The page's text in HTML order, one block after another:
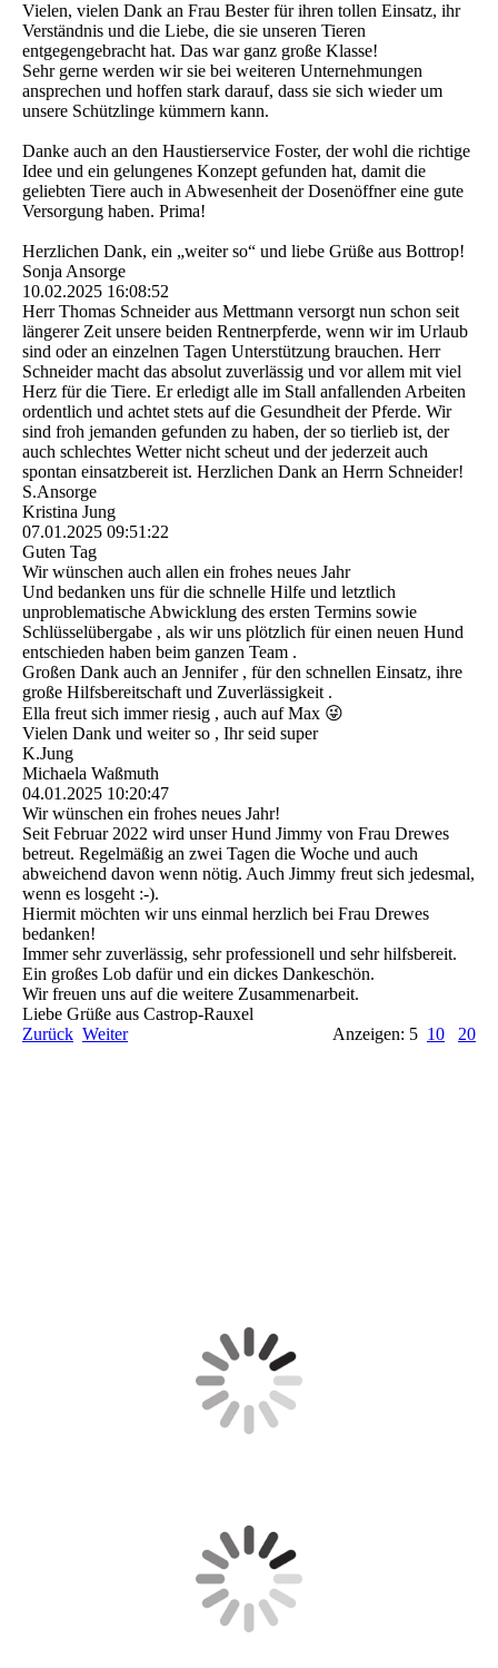
Vielen, vielen Dank an Frau Bester für ihren tollen Einsatz, ihr
Verständnis und die Liebe, die sie unseren Tieren
entgegengebracht hat. Das war ganz große Klasse!
Sehr gerne werden wir sie bei weiteren Unternehmungen
ansprechen und hoffen stark darauf, dass sie sich wieder um
unsere Schützlinge kümmern kann.
Danke auch an den Haustierservice Foster, der wohl die richtige
Idee und ein gelungenes Konzept gefunden hat, damit die
geliebten Tiere auch in Abwesenheit der Dosenöffner eine gute
Versorgung haben. Prima!
Herzlichen Dank, ein „weiter so“ und liebe Grüße aus Bottrop!
Sonja Ansorge
10.02.2025 16:08:52
Herr Thomas Schneider aus Mettmann versorgt nun schon seit
längerer Zeit unsere beiden Rentnerpferde, wenn wir im Urlaub
sind oder an einzelnen Tagen Unterstützung brauchen. Herr
Schneider macht das absolut zuverlässig und vor allem mit viel
Herz für die Tiere. Er erledigt alle im Stall anfallenden Arbeiten
ordentlich und achtet stets auf die Gesundheit der Pferde. Wir
sind froh jemanden gefunden zu haben, der so tierlieb ist, der
auch schlechtes Wetter nicht scheut und der jederzeit auch
spontan einsatzbereit ist. Herzlichen Dank an Herrn Schneider!
S.Ansorge
Kristina Jung
07.01.2025 09:51:22
Guten Tag
Wir wünschen auch allen ein frohes neues Jahr
Und bedanken uns für die schnelle Hilfe und letztlich
unproblematische Abwicklung des ersten Termins sowie
Schlüsselübergabe , als wir uns plötzlich für einen neuen Hund
entschieden haben beim ganzen Team .
Großen Dank auch an Jennifer , für den schnellen Einsatz, ihre
große Hilfsbereitschaft und Zuverlässigkeit .
Ella freut sich immer riesig , auch auf Max 😜
Vielen Dank und weiter so , Ihr seid super
K.Jung
Michaela Waßmuth
04.01.2025 10:20:47
Wir wünschen ein frohes neues Jahr!
Seit Februar 2022 wird unser Hund Jimmy von Frau Drewes
betreut. Regelmäßig an zwei Tagen die Woche und auch
abweichend davon wenn nötig. Auch Jimmy freut sich jedesmal,
wenn es losgeht :-).
Hiermit möchten wir uns einmal herzlich bei Frau Drewes
bedanken!
Immer sehr zuverlässig, sehr professionell und sehr hilfsbereit.
Ein großes Lob dafür und ein dickes Dankeschön.
Wir freuen uns auf die weitere Zusammenarbeit.
Liebe Grüße aus Castrop-Rauxel
Zurück Weiter Anzeigen: 5 10 20